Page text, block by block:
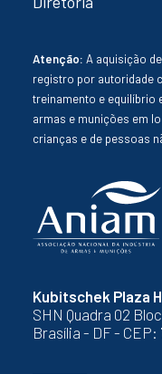
Kubitschek Plaza
SHN Quadra 02
Brasília - DF -
Atenção: A aquisição
registro por autoridade
treinamento e equilíbrio
armas e munições em
crianças e de pessoas